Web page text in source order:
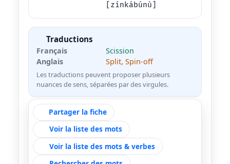
[zínkábúnù]
Traductions
Français
Scission
Anglais
Split, Spin-off
Les traductions peuvent proposer plusieurs
nuances de sens, séparées par des virgules.
Partager la fiche
Voir la liste des mots
Voir la liste des mots & verbes